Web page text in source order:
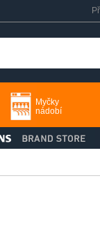
Myčky
nádobí